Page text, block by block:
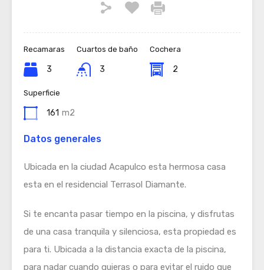
Recamaras
3
Cuartos de baño
3
Cochera
2
Superficie
161 m2
Datos generales
Ubicada en la ciudad Acapulco esta hermosa casa
esta en el residencial Terrasol Diamante.
Si te encanta pasar tiempo en la piscina, y disfrutas
de una casa tranquila y silenciosa, esta propiedad es
para ti. Ubicada a la distancia exacta de la piscina,
para nadar cuando quieras o para evitar el ruido que